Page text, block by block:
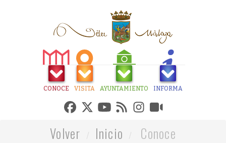
CONOCE VISITA AYUNTAMIENTO INFORMA
Volver Inicio
Conoce